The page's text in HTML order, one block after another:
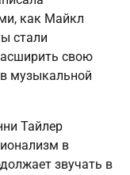
как Майкл
стали
свою
музыкальной
Тайлер
в
звучать в